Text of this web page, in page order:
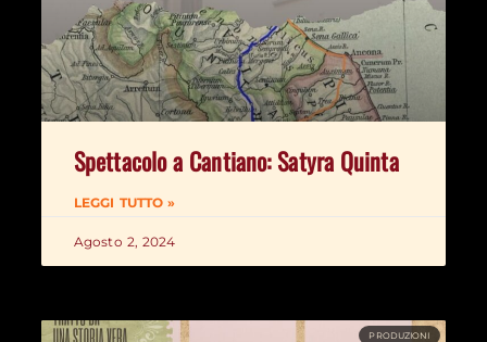
Spettacolo a Cantiano: Satyra Quinta
LEGGI TUTTO »
Agosto 2, 2024
PRODUZIONI